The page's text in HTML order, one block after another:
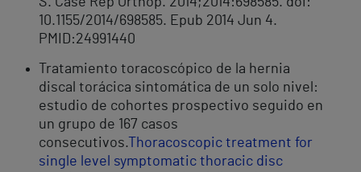
10.1155/2014/698585. Epub 2014 Jun 4.
PMID:24991440
Tratamiento toracoscópico de la hernia
discal torácica sintomática de un solo nivel:
estudio de cohortes prospectivo seguido en
un grupo de 167 casos
consecutivos. Thoracoscopic treatment for
single level symptomatic thoracic disc